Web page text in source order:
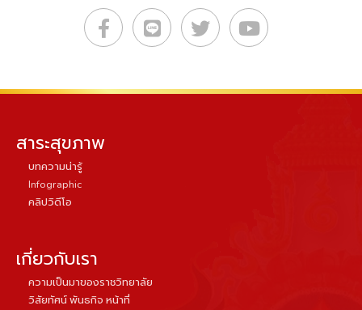
สาระสุขภาพ
บทความน่ารู้
Infographic
คลิปวิดีโอ
เกี่ยวกับเรา
ความเป็นมาของราชวิทยาลัย
วิสัยทัศน์ พันธกิจ หน้าที่